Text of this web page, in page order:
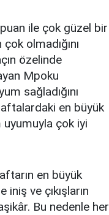
ile çok güzel bir
olmadığını
özelinde
Mpoku
sağladığını
en büyük
uyumuyla çok iyi
en büyük
ve çıkışların
Bu nedenle her